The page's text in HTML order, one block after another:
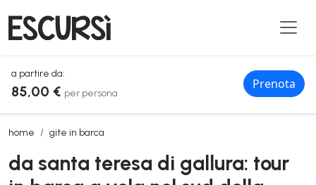
a partire da:
85,00 € per persona
Prenota
home gite in barca
da santa teresa di gallura: tour in barca a vela nel sud della corsica
da santa teresa di gallura: tour